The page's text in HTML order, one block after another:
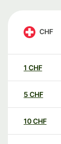
CHF
1 CHF
5 CHF
10CHF